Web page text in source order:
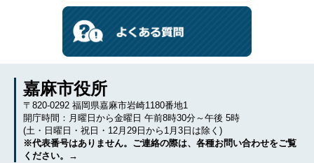
嘉麻市役所
〒820-0292 福岡県嘉麻市岩崎1180番地1
開庁時間：月曜日から金曜日 午前8時30分～午後 5時
(土・日曜日・祝日・12月29日から1月3日は除く)
※代表番号はありません。ご連絡の際は、各種お問い合わせをご覧
ください。→